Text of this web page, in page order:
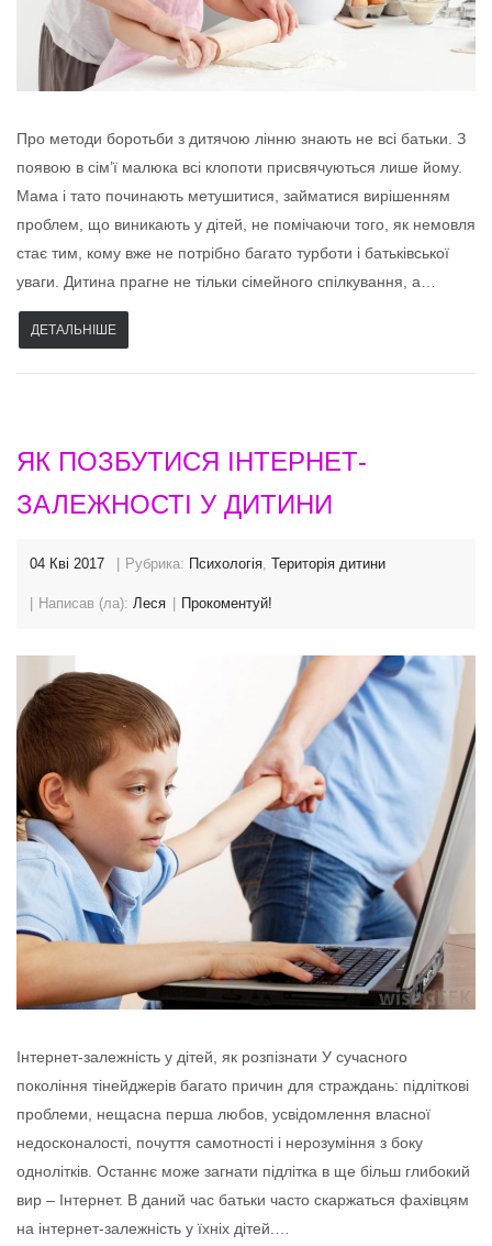
Про методи боротьби з дитячою лінню знають не всі батьки. З
появою в сім’ї малюка всі клопоти присвячуються лише йому.
Мама і тато починають метушитися, займатися вирішенням
проблем, що виникають у дітей, не помічаючи того, як немовля
стає тим, кому вже не потрібно багато турботи і батьківської
уваги. Дитина прагне не тільки сімейного спілкування, а…
ДЕТАЛЬНІШЕ
ЯК ПОЗБУТИСЯ ІНТЕРНЕТ-
ЗАЛЕЖНОСТІ У ДИТИНИ
04 Кві 2017 Рубрика: Психологія, Територія дитини
Написав (ла): Леся Прокоментуй!
Інтернет-залежність у дітей, як розпізнати У сучасного
покоління тінейджерів багато причин для страждань: підліткові
проблеми, нещасна перша любов, усвідомлення власної
недосконалості, почуття самотності і нерозуміння з боку
однолітків. Останнє може загнати підлітка в ще більш глибокий
вир – Інтернет. В даний час батьки часто скаржаться фахівцям
на інтернет-залежність у їхніх дітей.…